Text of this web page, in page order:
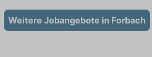
Weitere Jobangebote in Forbach